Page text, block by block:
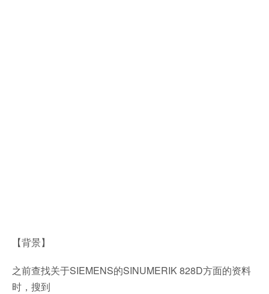
【背景】
之前查找关于SIEMENS的SINUMERIK 828D方面的资料
时，搜到